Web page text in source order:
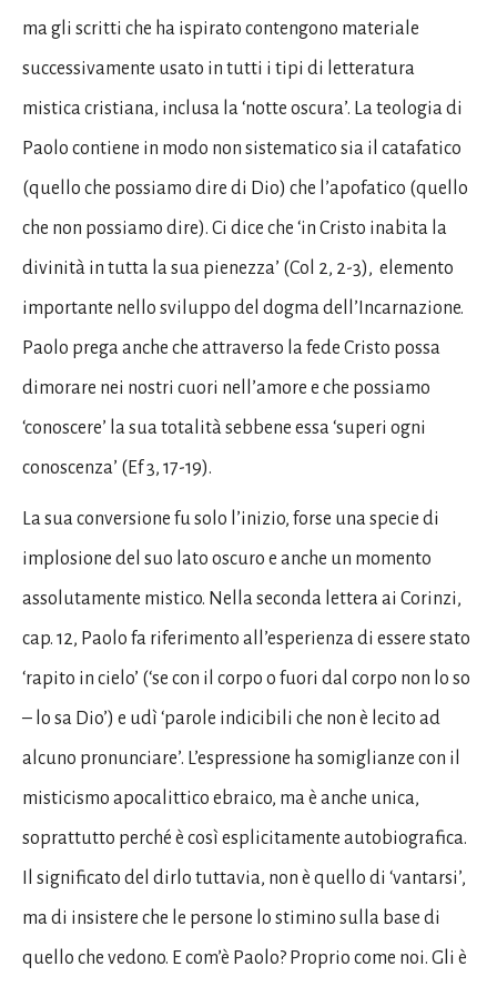
ma gli scritti che ha ispirato contengono materiale
successivamente usato in tutti i tipi di letteratura
mistica cristiana, inclusa la ‘notte oscura’. La teologia di
Paolo contiene in modo non sistematico sia il catafatico
(quello che possiamo dire di Dio) che l’apofatico (quello
che non possiamo dire). Ci dice che ‘in Cristo inabita la
divinità in tutta la sua pienezza’ (Col 2, 2-3), elemento
importante nello sviluppo del dogma dell’Incarnazione.
Paolo prega anche che attraverso la fede Cristo possa
dimorare nei nostri cuori nell’amore e che possiamo
‘conoscere’ la sua totalità sebbene essa ‘superi ogni
conoscenza’ (Ef 3, 17-19).
La sua conversione fu solo l’inizio, forse una specie di
implosione del suo lato oscuro e anche un momento
assolutamente mistico. Nella seconda lettera ai Corinzi,
cap. 12, Paolo fa riferimento all’esperienza di essere stato
‘rapito in cielo’ (‘se con il corpo o fuori dal corpo non lo so
– lo sa Dio’) e udì ‘parole indicibili che non è lecito ad
alcuno pronunciare’. L’espressione ha somiglianze con il
misticismo apocalittico ebraico, ma è anche unica,
soprattutto perché è così esplicitamente autobiografica.
Il significato del dirlo tuttavia, non è quello di ‘vantarsi’,
ma di insistere che le persone lo stimino sulla base di
quello che vedono. E com’è Paolo? Proprio come noi. Gli è